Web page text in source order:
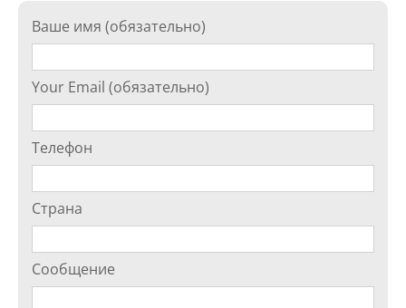
Ваше имя (обязательно)
Your Email (обязательно)
Телефон
Страна
Сообщение